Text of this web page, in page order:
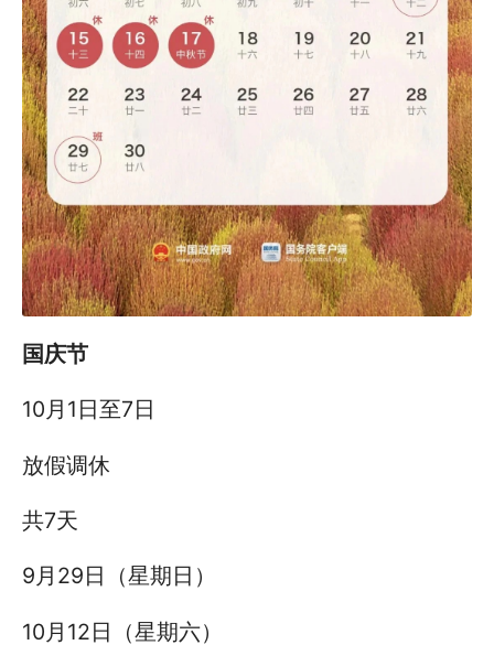
国庆节
10月1日至7日
放假调休
共7天
9月29日（星期日）
10月12日（星期六）